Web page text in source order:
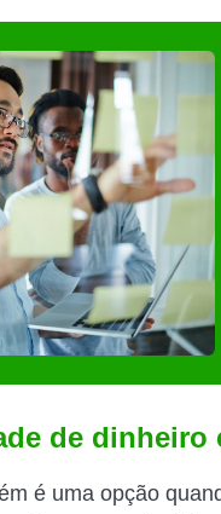
de dinheiro
é uma opção